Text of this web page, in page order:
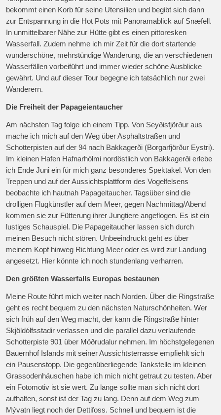
bekommt einen Korb für seine Utensilien und begibt sich dann
zur Entspannung in die Hot Pots mit Panoramablick auf Snæfell.
In unmittelbarer Nähe zur Hütte gibt es einen pittoresken
Wasserfall. Zudem nehme ich mir Zeit für die dort startende
wunderschöne, mehrstündige Wanderung, die an verschiedenen
Wasserfällen vorbeiführt und immer wieder schöne Ausblicke
gewährt. Und auf dieser Tour begegne ich tatsächlich nur zwei
Wanderern.
Die Freiheit der Papageientaucher
Am nächsten Tag folge ich einem Tipp. Von Seyðisfjörður aus
mache ich mich auf den Weg über Asphaltstraßen und
Schotterpisten auf der 94 nach Bakkagerði (Borgarfjörður Eystri).
Im kleinen Hafen Hafnarhólmi nordöstlich von Bakkagerði erlebe
ich Ende Juni ein für mich ganz besonderes Spektakel. Von den
Treppen und auf der Aussichtsplattform des Vogelfelsens
beobachte ich hautnah Papageitaucher. Tagsüber sind die
drolligen Flugkünstler auf dem Meer, gegen Nachmittag/Abend
kommen sie zur Fütterung ihrer Jungtiere angeflogen. Es ist ein
lustiges Schauspiel. Die Papageitaucher lassen sich durch
meinen Besuch nicht stören. Unbeeindruckt geht es über
meinem Kopf hinweg Richtung Meer oder es wird zur Landung
angesetzt. Hier könnte ich noch stundenlang verharren.
Den größten Wasserfalls Europas bestaunen
Meine Route führt mich weiter nach Norden. Über die Ringstraße
geht es recht bequem zu den nächsten Naturschönheiten. Wer
sich früh auf den Weg macht, der kann die Ringstraße hinter
Skjöldólfsstadir verlassen und die parallel dazu verlaufende
Schotterpiste 901 über Möðrudalur nehmen. Im höchstgelegenen
Bauernhof Islands mit seiner Aussichtsterrasse empfiehlt sich
ein Pausenstopp. Die gegenüberliegende Tankstelle im kleinen
Grassodenhäuschen habe ich mich nicht getraut zu testen. Aber
ein Fotomotiv ist sie wert. Zu lange sollte man sich nicht dort
aufhalten, sonst ist der Tag zu lang. Denn auf dem Weg zum
Mývatn liegt noch der Dettifoss. Schnell und bequem ist die